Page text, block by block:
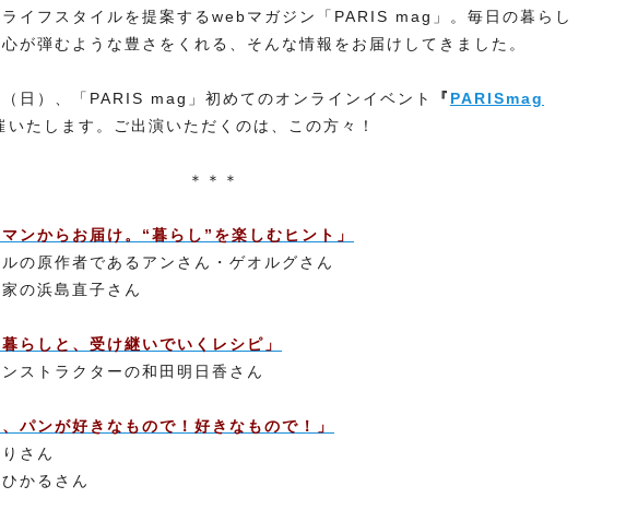
イフスタイルを提案するwebマガジン「PARIS mag」。毎日の暮らし
が弾むような豊さをくれる、そんな情報をお届けしてきました。
日）、「PARIS mag」初めてのオンラインイベント 『 PARISmag
いたします。ご出演いただくのは、この方々！
＊＊＊
マンからお届け。“暮らし”を楽しむヒント」
の原作者であるアンさん・ゲオルグさん
の浜島直子さん
らしと、受け継いでいくレシピ」
ストラクターの和田明日香さん
パンが好きなもので！好きなもので！」
さん
かるさん